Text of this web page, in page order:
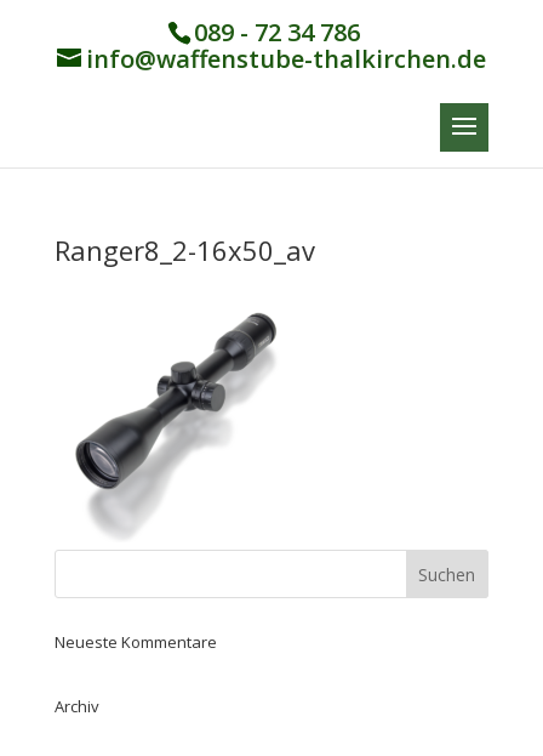
089 - 72 34 786
info@waffenstube-thalkirchen.de
Ranger8_2-16x50_av
Neueste Kommentare
Archiv